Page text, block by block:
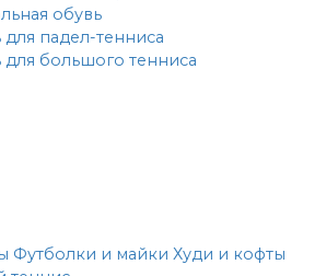
обувь
падел-тенниса
для большого тенниса
Футболки и майки Худи и кофты